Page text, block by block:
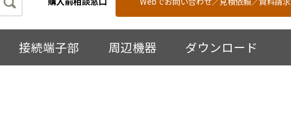
接続端子部 周辺機器 ダウンロード